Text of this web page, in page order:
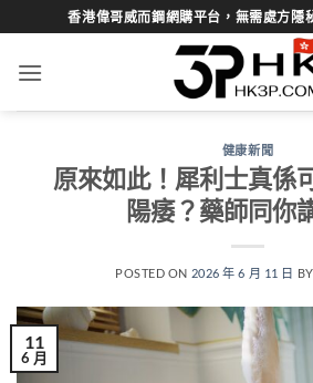
to
content
香港偉哥威而鋼網購平台，無需處方隱
健康新聞
原來如此！犀利士真係
陽痿？藥師同你
POSTED ON 2026 年 6 月 11 日
11
6 月